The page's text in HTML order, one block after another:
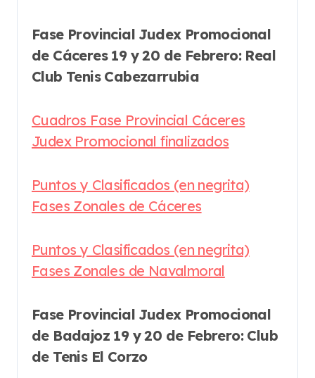
Fase Provincial Judex Promocional
de Cáceres 19 y 20 de Febrero: Real
Club Tenis Cabezarrubia
Cuadros Fase Provincial Cáceres
Judex Promocional finalizados
Puntos y Clasificados (en negrita)
Fases Zonales de Cáceres
Puntos y Clasificados (en negrita)
Fases Zonales de Navalmoral
Fase Provincial Judex Promocional
de Badajoz 19 y 20 de Febrero: Club
de Tenis El Corzo